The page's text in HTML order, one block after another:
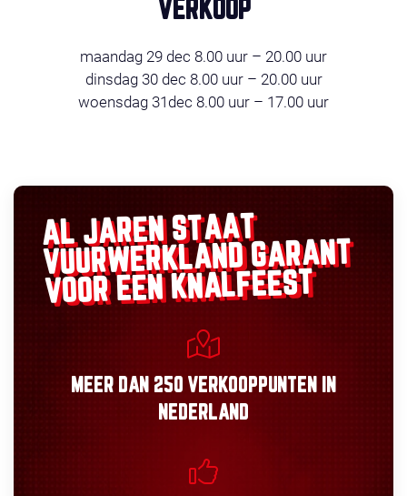
VERKOOP
maandag 29 dec 8.00 uur – 20.00 uur
dinsdag 30 dec 8.00 uur – 20.00 uur
woensdag 31dec 8.00 uur – 17.00 uur
AL JAREN STAAT
VUURWERKLANDGARANT
VOOR EEN KNALFEEST
MEER DAN 250 VERKOOPPUNTEN
IN
NEDERLAND